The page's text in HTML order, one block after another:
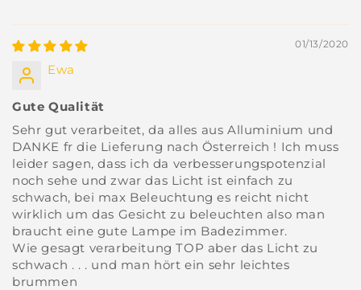
01/13/2020
Ewa
Gute Qualität
Sehr gut verarbeitet, da alles aus Alluminium und
DANKE fr die Lieferung nach Österreich ! Ich muss
leider sagen, dass ich da verbesserungspotenzial
noch sehe und zwar das Licht ist einfach zu
schwach, bei max Beleuchtung es reicht nicht
wirklich um das Gesicht zu beleuchten also man
braucht eine gute Lampe im Badezimmer.
Wie gesagt verarbeitung TOP aber das Licht zu
schwach . . . und man hört ein sehr leichtes
brummen